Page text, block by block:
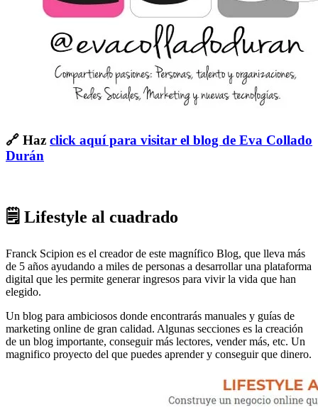
🔗 Haz click aquí para visitar el blog de Eva Collado
Durán
🗒 Lifestyle al cuadrado
Franck Scipion es el creador de este magnífico Blog, que lleva más
de 5 años ayudando a miles de personas a desarrollar una plataforma
digital que les permite generar ingresos para vivir la vida que han
elegido.
Un blog para ambiciosos donde encontrarás manuales y guías de
marketing online de gran calidad. Algunas secciones es la creación
de un blog importante, conseguir más lectores, vender más, etc. Un
magnifico proyecto del que puedes aprender y conseguir que dinero.